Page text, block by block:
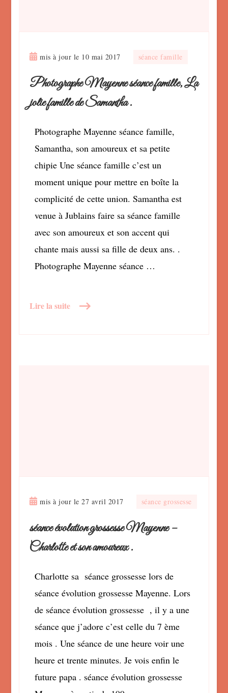
mis à jour le 10 mai 2017 séance famille
Photographe Mayenne séance famille, La
jolie famille de Samantha .
Photographe Mayenne séance famille,
Samantha, son amoureux et sa petite
chipie Une séance famille c’est un
moment unique pour mettre en boîte la
complicité de cette union. Samantha est
venue à Jublains faire sa séance famille
avec son amoureux et son accent qui
chante mais aussi sa fille de deux ans. .
Photographe Mayenne séance …
Lire la suite
mis à jour le27 avril 2017 séance grossesse
séance évolution grossesse Mayenne –
Charlotte et son amoureux .
Charlotte sa séance grossesse lors de
séance évolution grossesse Mayenne. Lors
de séance évolution grossesse , il y a une
séance que j’adore c’est celle du 7 ème
mois . Une séance de une heure voir une
heure et trente minutes. Je vois enfin le
future papa . séance évolution grossesse